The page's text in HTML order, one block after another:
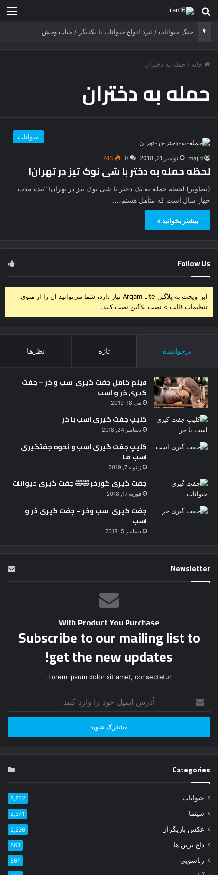
جستجو برای
جنگ حیوانات / نبرد انواع حیوانات با یکدیگر / حیات وحش
خانه / حمله به دختران
حمله به دختران
حیوانات
majid نوامبر 21, 2018 0
743
لحظه حمله به دختر با شی نوک تیز در تهران!
(تصاویر) لحظه حمله به یک دختر با شی نوک تیز در تهران! “بنده مدت
چهار سال است که متأهل هستم،…
بیشتر بخوانید »
Follow Us
این ویجت به پلاگین Arqam Lite نیاز دارد، شما می‌توانید آن را از منوی
تنظیمات قالب > نصب پلاگین نصب کنید.
پرخواننده تازه نظرها
فیلم کامل جفت گیری اسب و خر – جفت
گیری خر و اسب
می 18, 2019
کلیپ جفت گیری اسب با خر
دسامبر 24, 2018
کلیپ جفت گیری اسب و نحوه جفتگیری
اسب ها
ژانویه 7, 2019
جفت گیری گورخر 🤣🤣 جفت گیری حیوانات
فوریه 17, 2018
جفت گیری اسب وخر – جفت گیری خر و
اسب
دسامبر 5, 2018
Newsletter
With Product You Purchase
Subscribe to our mailing list to
get the new updates!
Lorem ipsum dolor sit amet, consectetur.
ر
ا
ی
و
ا
ر
Categories
حیوانات 8,852
سینما 2,371
عکس بازیگران 2,236
داغ ترین ها 863
زناشویی 567